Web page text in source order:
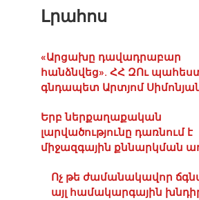
Լրահոս
«Արցախը դավադրաբար
հանձնվեց». ՀՀ ԶՈւ
գնդապետ Արտյոմ
Երբ ներքաղաքական
լարվածությունը դառնում է
միջազգային քննարկման
Ոչ թե ժամանակավոր
այլ համակարգային